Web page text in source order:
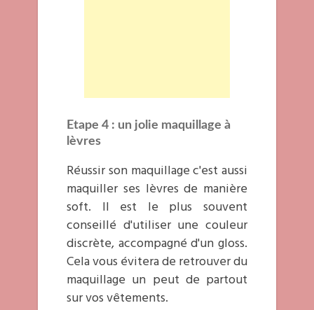
Etape 4 : un jolie maquillage à
lèvres
Réussir son maquillage c'est aussi
maquiller ses lèvres de manière
soft. Il est le plus souvent
conseillé d'utiliser une couleur
discrète, accompagné d'un gloss.
Cela vous évitera de retrouver du
maquillage un peut de partout
sur vos vêtements.